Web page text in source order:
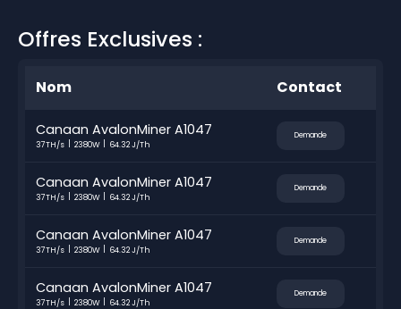
Offres Exclusives :
Nom Contact
Canaan AvalonMiner A1047
37TH/s 2380W 64.32 J/Th
Demande
Canaan AvalonMiner A1047
37TH/s 2380W 64.32 J/Th
Demande
Canaan AvalonMiner A1047
37TH/s 2380W 64.32 J/Th
Demande
Canaan AvalonMiner A1047
37TH/s 2380W 64.32 J/Th
Demande